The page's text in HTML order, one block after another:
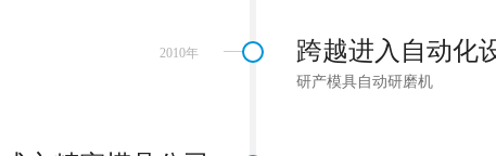
2010年 跨越进入自动化
研产模具自动研磨机